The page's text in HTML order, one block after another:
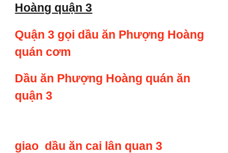
Hoàng quận 3
Quận 3 gọi dầu ăn Phượng Hoàng
quán cơm
Dầu ăn Phượng Hoàng quán ăn
quận 3
giao dầu ăn cai lân quan 3